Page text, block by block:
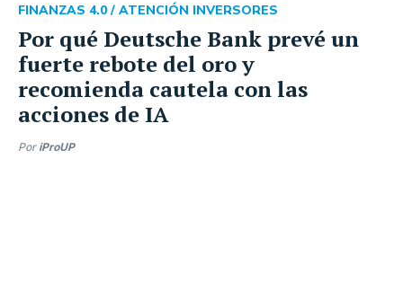
Por qué Deutsche Bank prevé un
fuerte rebote del oro y
recomienda cautela con las
acciones de IA
FINANZAS 4.0 / ATENCIÓN INVERSORES
Por iProUP